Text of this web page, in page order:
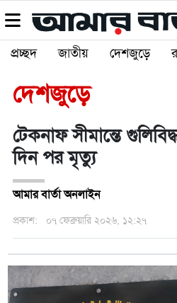
প্রচ্ছদ জাতীয় দেশজুড়ে
দেশজুড়ে
টেকনাফ সীমান্তে
দিন পর মৃত্যু
আমার বার্তা অনলাইন
প্রকাশ: ০৭ ফেব্রুয়ারি ২০২৬, ১২:২৭